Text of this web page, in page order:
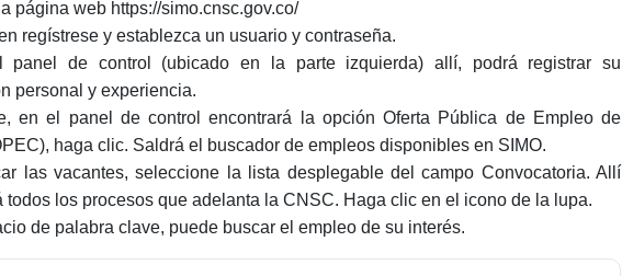
página web https://simo.cnsc.gov.co/
regístrese y establezca un usuario y contraseña.
panel de control (ubicado en la parte izquierda) allí, podrá registrar su
personal y experiencia.
en el panel de control encontrará la opción Oferta Pública de Empleo de
haga clic. Saldrá el buscador de empleos disponibles en SIMO.
las vacantes, seleccione la lista desplegable del campo Convocatoria. Allí
todos los procesos que adelanta la CNSC. Haga clic en el icono de la lupa.
de palabra clave, puede buscar el empleo de su interés.